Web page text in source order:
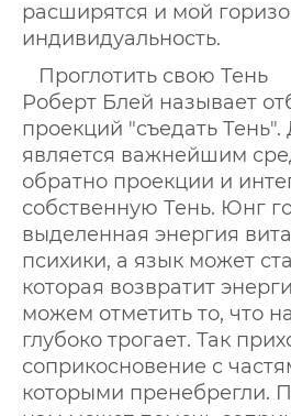
расширятся и мой
индивидуальность.
Проглотить свою Тень
Роберт Блей называет
проекций "съедать
является важнейшим
обратно проекции и
собственную Тень. Юнг
выделенная энергия
психики, а язык может
которая возвратит
можем отметить то, что
глубоко трогает. Так
соприкосновение с
которыми пренебрегли.